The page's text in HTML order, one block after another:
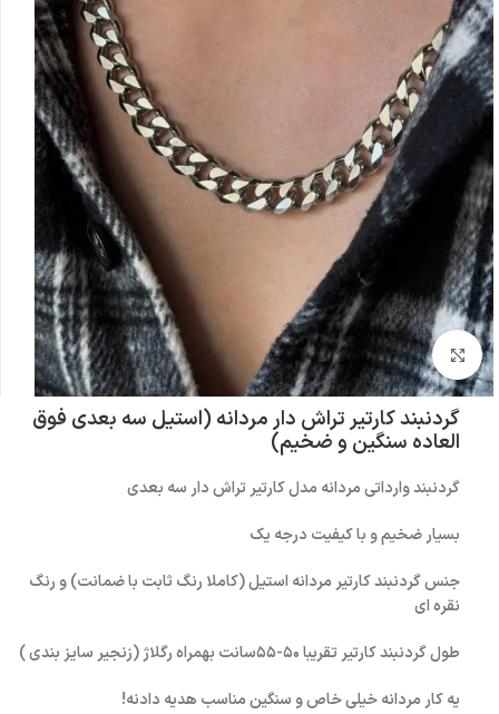
بزرگنمایی تصویر
گردنبند کارتیر تراش دار مردانه (استیل سه بعدی فوق
العاده سنگین و ضخیم)
گردنبند وارداتی مردانه مدل کارتیر تراش دار سه بعدی
بسیار ضخیم و با کیفیت درجه یک
جنس گردنبند کارتیر مردانه استیل (کاملا رنگ ثابت با ضمانت) و رنگ
نقره ای
طول گردنبند کارتیر تقریبا ۵۰-۵۵سانت بهمراه رگلاژ (زنجیر سایز بندی )
یه کار مردانه خیلی خاص و سنگین مناسب هدیه دادنه!